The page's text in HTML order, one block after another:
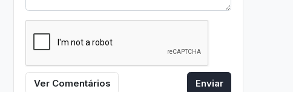
Ver Comentários Enviar